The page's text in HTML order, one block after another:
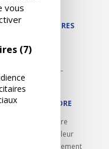
vous
(7)
NOS PARTENAIRES
Autodidact
Karoil
Autovision PL
Motovision
NOUS REJOINDRE
Ouvrir un centre
Devenez contrôleur
Carrières et recrutement